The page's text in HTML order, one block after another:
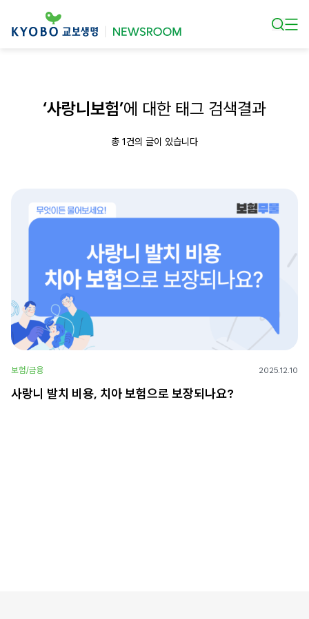
‘사랑니보험’에 대한 태그 검색결과
총 1건의 글이 있습니다
보험/금융 2025.12.10
사랑니 발치 비용, 치아 보험으로 보장되나요?